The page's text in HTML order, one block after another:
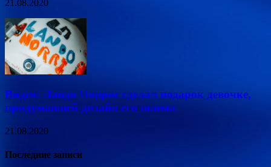
21.08.2020
Видео: Ландо Норрис сделал подарок девочке,
придумавшей дизайн его шлема
21.08.2020
Последние записи